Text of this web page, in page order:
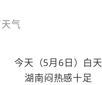
气
今天（5月6日）白天
湖南闷热感十足